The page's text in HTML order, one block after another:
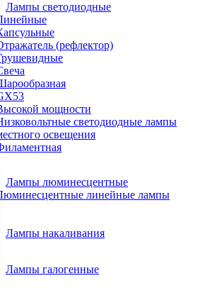
Лампы светодиодные
(рефлектор)
мощности
светодиодные лампы
освещения
Лампы люминесцентные
линейные лампы
Лампы накаливания
Лампы галогенные